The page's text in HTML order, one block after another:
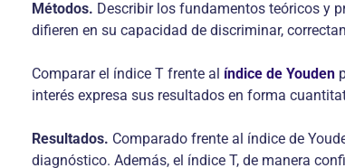
Métodos. Describir los fundamentos teóricos y
difieren en su capacidad de discriminar,
Comparar el índice T frente al índice de Youden
interés expresa sus resultados en forma
Resultados. Comparado frente al índice de
diagnóstico. Además, el índice T, de manera